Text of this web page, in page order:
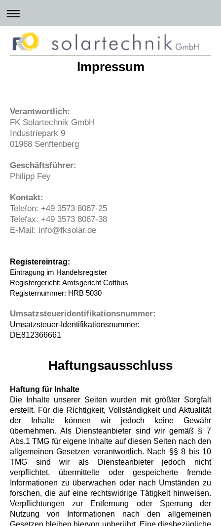
Impressum
Verantwortlich:
FK Solartechnik GmbH
Industriepark 9
01968 Senftenberg
Geschäftsführer:
Philipp Fey
Kontakt:
Telefon: +49 3573 8067-25
Telefax: +49 3573 8067-38
E-Mail: info@fksolar.de
Registereintrag:
Eintragung im Handelsregister
Registergericht: Amtsgericht Cottbus
Registernummer: HRB 5030
Umsatzsteueridentifikationsnummer:
Umsatzsteuer-Identifikationsnummer:
DE812366661
Haftungsausschluss
Haftung für Inhalte
Die Inhalte unserer Seiten wurden mit größter Sorgfalt
erstellt. Für die Richtigkeit, Vollständigkeit und Aktualität
der Inhalte können wir jedoch keine Gewähr
übernehmen. Als Diensteanbieter sind wir gemäß § 7
Abs.1 TMG für eigene Inhalte auf diesen Seiten nach den
allgemeinen Gesetzen verantwortlich. Nach §§ 8 bis 10
TMG sind wir als Diensteanbieter jedoch nicht
verpflichtet, übermittelte oder gespeicherte fremde
Informationen zu überwachen oder nach Umständen zu
forschen, die auf eine rechtswidrige Tätigkeit hinweisen.
Verpflichtungen zur Entfernung oder Sperrung der
Nutzung von Informationen nach den allgemeinen
Gesetzen bleiben hiervon unberührt. Eine diesbezügliche